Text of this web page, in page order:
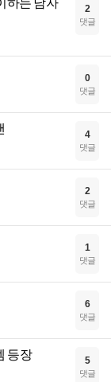
하는 남자
2
댓글
0
댓글
4
댓글
2
댓글
1
댓글
6
댓글
등장 5
댓글